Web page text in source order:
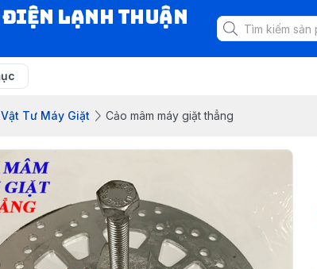
ĐIỆN LẠNH THUẬN
Vật Tư Máy Giặt Cảo mâm máy giặt thẳng